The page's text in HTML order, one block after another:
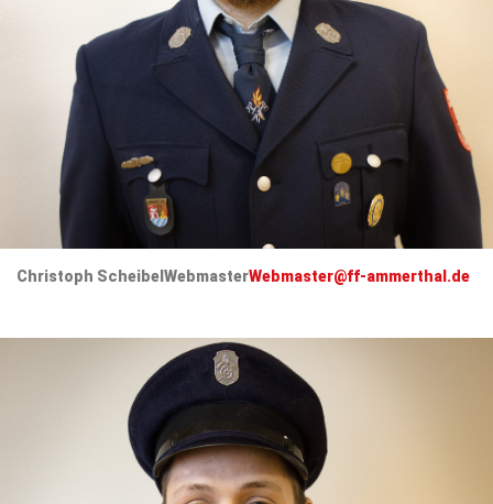
Christoph Scheibel WebmasterWebmaster@ff-ammerthal.de